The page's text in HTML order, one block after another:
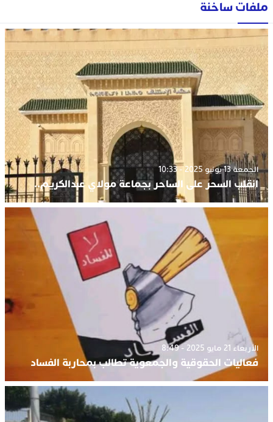
ملفات ساخنة
الجمعة 13 يونيو 2025 - 10:33
انقلب السحر على الساحر بجماعة مولاي عبدالكريم..
الأربعاء 21 مايو 2025 - 8:49
فعاليات الحقوقية والجمعوية تطالب بمحاربة الفساد